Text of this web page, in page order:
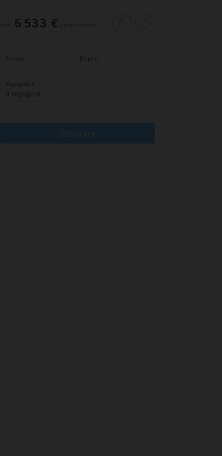
dès 6 533 € / par semaine
Arrivée Départ
Voyageurs
0 voyageur